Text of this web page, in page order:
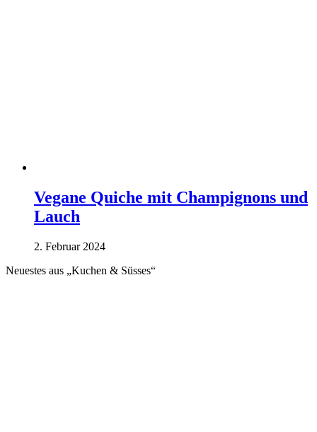
Vegane Quiche mit Champignons und
Lauch
2. Februar 2024
Neuestes aus „Kuchen & Süsses“